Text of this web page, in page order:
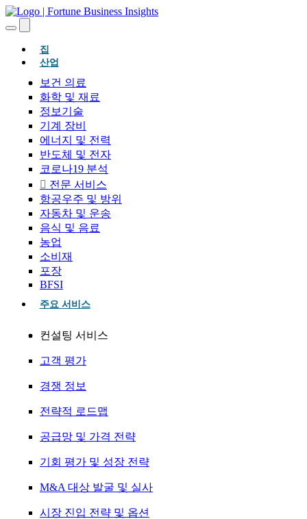
집(현재의)
산업
보건 의료
화학 및 재료
정보기술
기계 장비
에너지 및 전력
반도체 및 전자
코로나19 분석
전문 서비스
항공우주 및 방위
자동차 및 운송
음식 및 음료
농업
소비재
포장
BFSI
주요 서비스
컨설팅 서비스
고객 평가
경쟁 정보
전략적 로드맵
공급망 및 가격 전략
기회 평가 및 성장 전략
M&A 대상 발굴 및 실사
시장 진입 전략 및 옵션